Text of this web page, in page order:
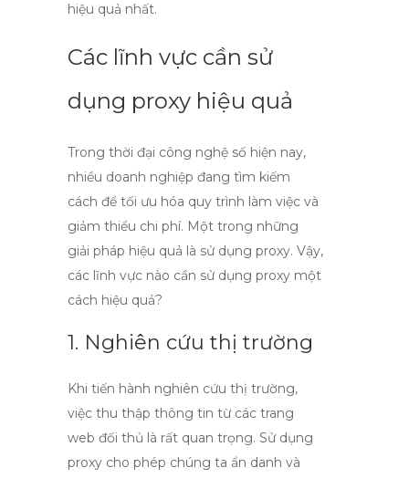
hiệu quả nhất.
Các lĩnh vực cần sử
dụng proxy hiệu quả
Trong thời đại công nghệ số hiện nay,
nhiều doanh nghiệp đang tìm kiếm
cách để tối ưu hóa quy trình làm việc và
giảm thiểu chi phí. Một trong những
giải pháp hiệu quả là sử dụng proxy. Vậy,
các lĩnh vực nào cần sử dụng proxy một
cách hiệu quả?
1. Nghiên cứu thị trường
Khi tiến hành nghiên cứu thị trường,
việc thu thập thông tin từ các trang
web đối thủ là rất quan trọng. Sử dụng
proxy cho phép chúng ta ẩn danh và